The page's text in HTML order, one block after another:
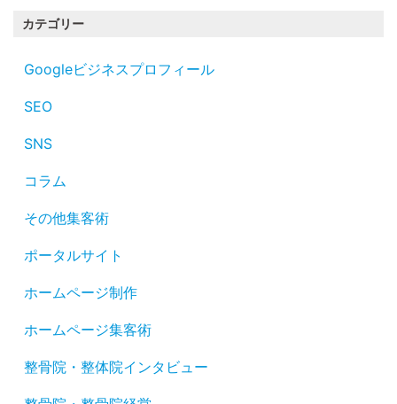
カテゴリー
Googleビジネスプロフィール
SEO
SNS
コラム
その他集客術
ポータルサイト
ホームページ制作
ホームページ集客術
整骨院・整体院インタビュー